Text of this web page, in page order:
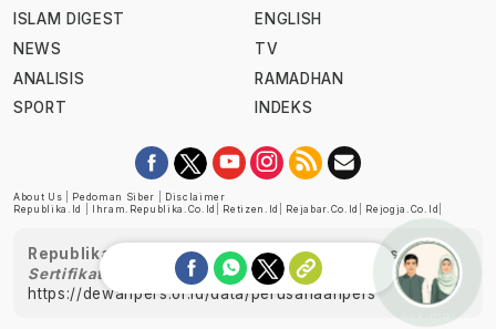
ISLAM DIGEST
NEWS
ANALISIS
SPORT
ENGLISH
TV
RAMADHAN
INDEKS
About Us Pedoman Siber
Disclaimer
Republika.id
Ihram.republika.co.id Retizen.id Rejabar.co.id Rejogja.co.id
Republika telah diverifikasi oleh Dewan Pers
Sertifikat Nomor 1058/DP-Verifikasi/K/XII/2022
https://dewanpers.or.id/data/perusahaanpers
Ask me!